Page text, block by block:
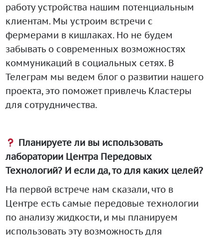
работу устройства нашим потенциальным
клиентам. Мы устроим встречи с
фермерами в кишлаках. Но не будем
забывать о современных возможностях
коммуникаций в социальных сетях. В
Телеграм мы ведем блог о развитии нашего
проекта, это поможет привлечь Кластеры
для сотрудничества.
Планируете ли вы использовать
лаборатории Центра Передовых
Технологий? И если да, то для каких целей?
На первой встрече нам сказали, что в
Центре есть самые передовые технологии
по анализу жидкости, и мы планируем
использовать эту возможность для